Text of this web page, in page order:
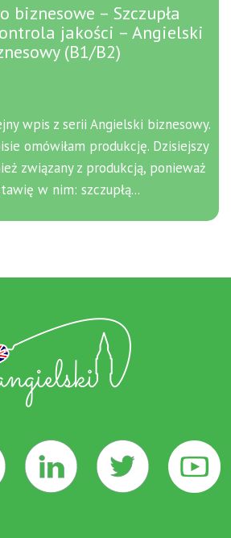
biznesowe – Szczupła
jakości – Angielski
(B1/B2)
wpis z serii Angielski biznesowy.
omówiłam produkcję. Dzisiejszy
związany z produkcją, ponieważ
w nim: szczupłą...